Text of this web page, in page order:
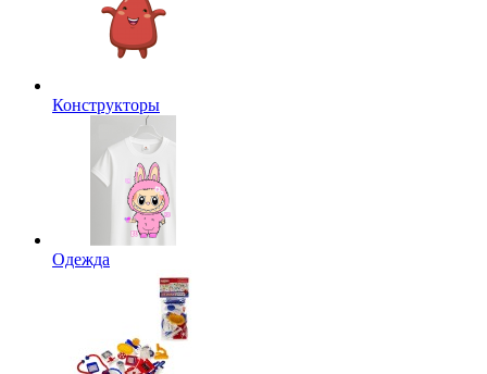
Конструкторы
Одежда